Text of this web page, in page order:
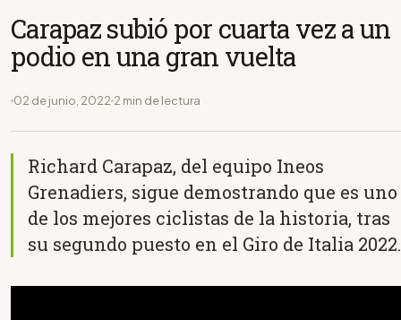
Carapaz subió por cuarta vez a un
podio en una gran vuelta
02 de junio, 2022 2 min de lectura
Richard Carapaz, del equipo Ineos
Grenadiers, sigue demostrando que es uno
de los mejores ciclistas de la historia, tras
su segundo puesto en el Giro de Italia 2022.